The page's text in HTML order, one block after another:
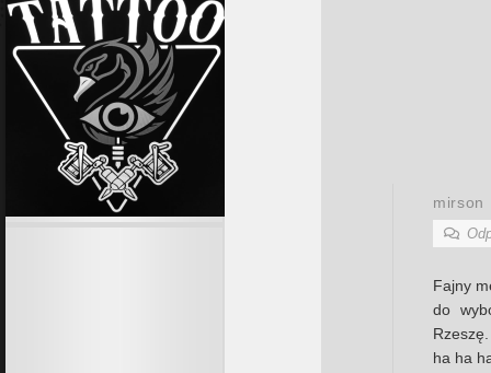
mirson
Fajny
do
ha ha